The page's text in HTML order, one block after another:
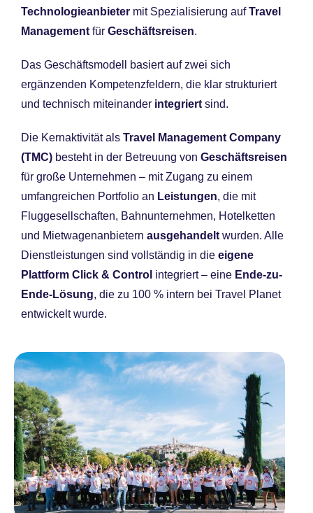
Technologieanbieter mit Spezialisierung aufTravel
Management für Geschäftsreisen.
Das Geschäftsmodell basiert auf zwei sich
ergänzenden Kompetenzfeldern, die klar strukturiert
und technisch miteinander integriert sind.
Die Kernaktivität als Travel Management Company
(TMC) besteht in der Betreuung von Geschäftsreisen
für große Unternehmen – mit Zugang zu einem
umfangreichen Portfolio an Leistungen, die mit
Fluggesellschaften, Bahnunternehmen, Hotelketten
und Mietwagenanbietern ausgehandelt wurden. Alle
Dienstleistungen sind vollständig in die eigene
Plattform Click & Control integriert – eine Ende-zu-
Ende-Lösung, die zu 100 % intern bei Travel Planet
entwickelt wurde.